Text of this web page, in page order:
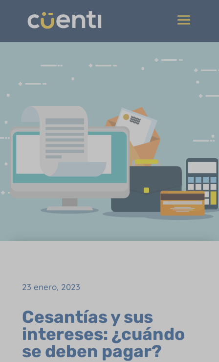
23 enero, 2023
Cesantías y sus
intereses: ¿cuándo
se deben pagar?